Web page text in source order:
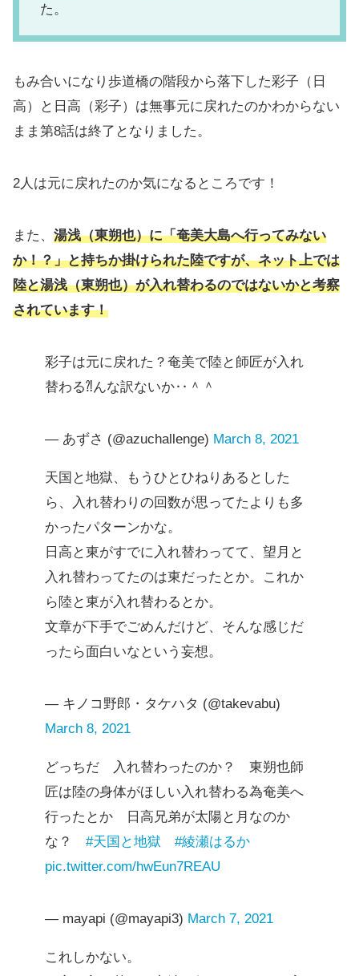
た。
もみ合いになり歩道橋の階段から落下した彩子（日
高）と日高（彩子）は無事元に戻れたのかわからない
まま第8話は終了となりました。
2人は元に戻れたのか気になるところです！
また、 湯浅（東朔也）に「奄美大島へ行ってみない
か！？」と持ちか掛けられた陸ですが、ネット上では
陸と湯浅（東朔也）が入れ替わるのではないかと考察
されています！
彩子は元に戻れた？奄美で陸と師匠が入れ
替わる⁈んな訳ないか‥＾＾
— あずさ (@azuchallenge) March 8, 2021
天国と地獄、もうひとひねりあるとした
ら、入れ替わりの回数が思ってたよりも多
かったパターンかな。
日高と東がすでに入れ替わってて、望月と
入れ替わってたのは東だったとか。これか
ら陸と東が入れ替わるとか。
文章が下手でごめんだけど、そんな感じだ
ったら面白いなという妄想。
— キノコ野郎・タケハタ (@takevabu)
March 8, 2021
どっちだ 入れ替わったのか？ 東朔也師
匠は陸の身体がほしい入れ替わる為奄美へ
行ったとか 日高兄弟が太陽と月なのか
な？ #天国と地獄
#綾瀬はるか
pic.twitter.com/hwEun7REAU
— mayapi (@mayapi3) March 7, 2021
これしかない。